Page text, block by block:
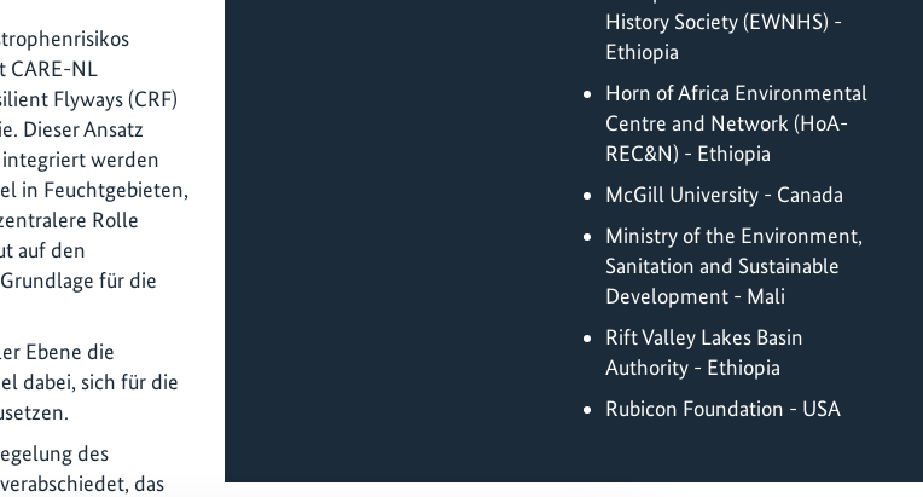
History Society (EWNHS) -
Ethiopia
Horn of Africa Environmental
Centre and Network (HoA-
REC&N) - Ethiopia
McGill University - Canada
Ministry of the Environment,
Sanitation and Sustainable
Development - Mali
Rift Valley Lakes Basin
Authority - Ethiopia
Rubicon Foundation - USA
CARE-NL
Flyways (CRF)
Dieser Ansatz
werden
in Feuchtgebieten,
Rolle
auf den
für die
Ebene die
dabei, sich für die
des
das